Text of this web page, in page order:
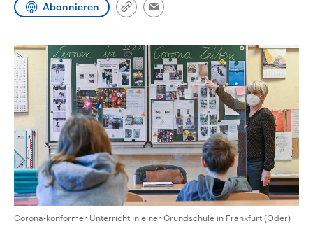
Abonnieren
Link
Email
Corona-konformer Unterricht in einer Grundschule in Frankfurt (Oder)